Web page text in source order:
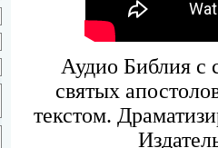
Аудио Библия с
святых
текстом.